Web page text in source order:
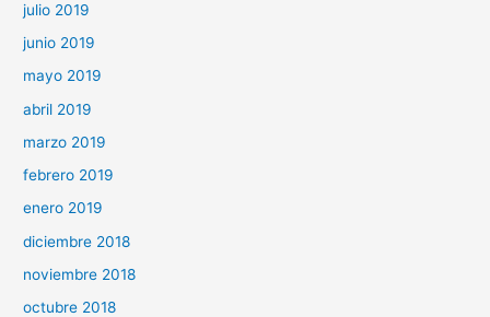
julio 2019
junio 2019
mayo 2019
abril 2019
marzo 2019
febrero 2019
enero 2019
diciembre 2018
noviembre 2018
octubre 2018